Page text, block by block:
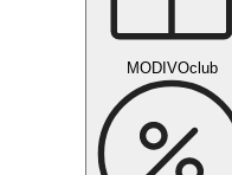
MODIVOclub